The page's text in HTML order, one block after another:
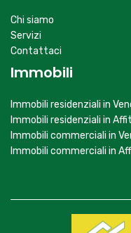
Chi siamo
Servizi
Contattaci
Immobili
Immobili residenziali in
Immobili residenziali in
Immobili commerciali in
Immobili commerciali in